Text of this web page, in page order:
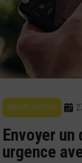
IMPORT/EXPORT
Envoyer un
urgence